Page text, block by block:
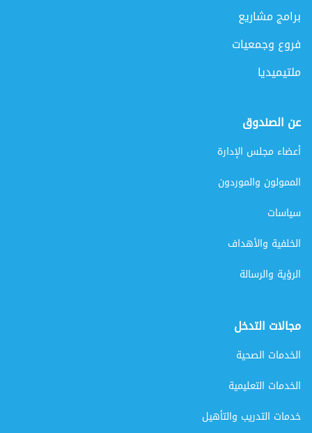
برامج مشاريع
فروع وجمعيات
ملتيميديا
عن الصندوق
أعضاء مجلس الإدارة
الممولون والموردون
سياسات
الخلفية والأهداف
الرؤية والرسالة
مجالات التدخل
الخدمات الصحية
الخدمات التعليمية
خدمات التدريب والتأهيل